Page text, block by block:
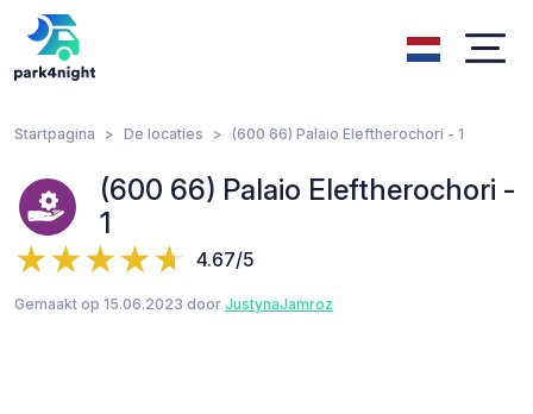
Startpagina De locaties (600 66) Palaio Eleftherochori - 1
(600 66) Palaio Eleftherochori -
1
4.67/5
Gemaakt op 15.06.2023 door JustynaJamroz